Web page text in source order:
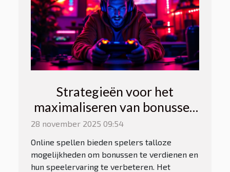
Strategieën voor het
maximaliseren van bonussen
bij online spellen
28 november 2025 09:54
Online spellen bieden spelers talloze
mogelijkheden om bonussen te verdienen en
hun speelervaring te verbeteren. Het